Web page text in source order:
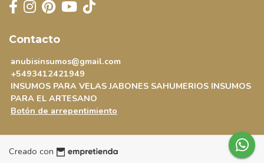
Contacto
anubisinsumos@gmail.com
+5493412421949
INSUMOS PARA VELAS JABONES SAHUMERIOS INSUMOS
PARA EL ARTESANO
Botón de arrepentimiento
Creado con